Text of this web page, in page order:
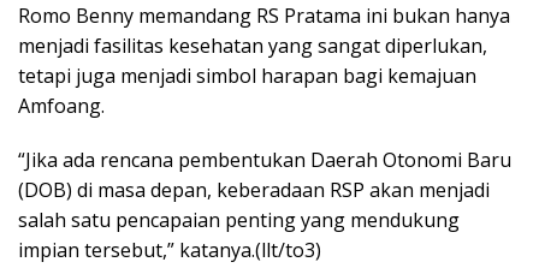
Romo Benny memandang RS Pratama ini bukan hanya
menjadi fasilitas kesehatan yang sangat diperlukan,
tetapi juga menjadi simbol harapan bagi kemajuan
Amfoang.
“Jika ada rencana pembentukan Daerah Otonomi Baru
(DOB) di masa depan, keberadaan RSP akan menjadi
salah satu pencapaian penting yang mendukung
impian tersebut,” katanya.(llt/to3)